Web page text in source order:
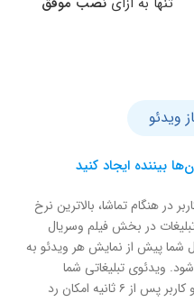
ویدئو
بیننده ایجاد کنید
در هنگام تماشا، بالاترین نرخ
در بخش فیلم وسریال
شما پیش از نمایش هر ویدئو به
ویدئوی تبلیغاتی شما
می‌تواند تا ۳۰ ثانیه ادامه داشته باشد و کاربر پس از ۶ ثانیه امکان رد